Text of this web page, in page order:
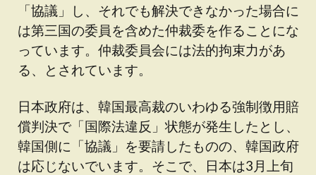
「協議」し、それでも解決できなかった場合に
は第三国の委員を含めた仲裁委を作ることにな
っています。仲裁委員会には法的拘束力があ
る、とされています。
日本政府は、韓国最高裁のいわゆる強制徴用賠
償判決で「国際法違反」状態が発生したとし、
韓国側に「協議」を要請したものの、韓国政府
は応じないでいます。そこで、日本は3月上旬